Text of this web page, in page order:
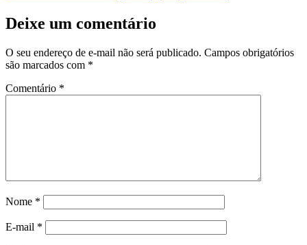
Deixe um comentário
O seu endereço de e-mail não será publicado. Campos obrigatórios
são marcados com *
Comentário *
Nome *
E-mail *